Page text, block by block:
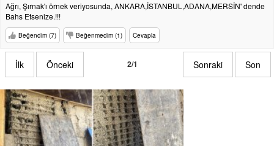
Ağrı, Şırnak'ı örnek veriyosunda, ANKARA,İSTANBUL,ADANA,MERSİN' dende
Bahs Etsenize.!!!
Beğendim (7) Beğenmedim (1) Cevapla
İlk Önceki 2/1 Sonraki Son